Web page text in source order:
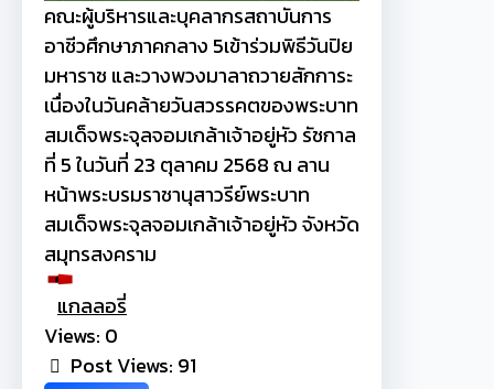
คณะผู้บริหารและบุคลากรสถาบันการ
อาชีวศึกษาภาคกลาง 5เข้าร่วมพิธีวันปิย
มหาราช และวางพวงมาลาถวายสักการะ
เนื่องในวันคล้ายวันสวรรคตของพระบาท
สมเด็จพระจุลจอมเกล้าเจ้าอยู่หัว รัชกาล
ที่ 5 ในวันที่ 23 ตุลาคม 2568 ณ ลาน
หน้าพระบรมราชานุสาวรีย์พระบาท
สมเด็จพระจุลจอมเกล้าเจ้าอยู่หัว จังหวัด
สมุทรสงคราม
แกลลอรี่
Views: 0
Post Views: 91